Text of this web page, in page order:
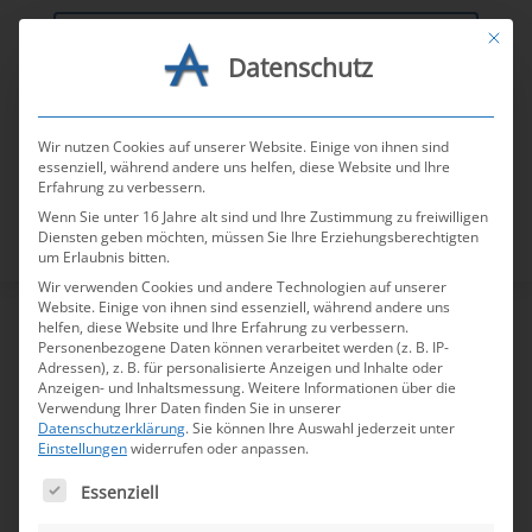
AGV-Tools
Mennekes Elektrotechnik
GmbH & Co. KG
Mit
Datenschutz
Wir nutzen Cookies auf unserer Website. Einige von ihnen sind
essenziell, während andere uns helfen, diese Website und Ihre
Erfahrung zu verbessern.
Wenn Sie unter 16 Jahre alt sind und Ihre Zustimmung zu freiwilligen
Diensten geben möchten, müssen Sie Ihre Erziehungsberechtigten
um Erlaubnis bitten.
Wir verwenden Cookies und andere Technologien auf unserer
Website. Einige von ihnen sind essenziell, während andere uns
helfen, diese Website und Ihre Erfahrung zu verbessern.
Personenbezogene Daten können verarbeitet werden (z. B. IP-
Adressen), z. B. für personalisierte Anzeigen und Inhalte oder
Anzeigen- und Inhaltsmessung.Weitere Informationen über die
Verwendung Ihrer Daten finden Sie in unserer
Datenschutzerklärung.Sie können Ihre Auswahl jederzeit unter
Einstellungenwiderrufen oder anpassen.
Es folgt eine Liste der Service-Gruppen, für die
Essenziell